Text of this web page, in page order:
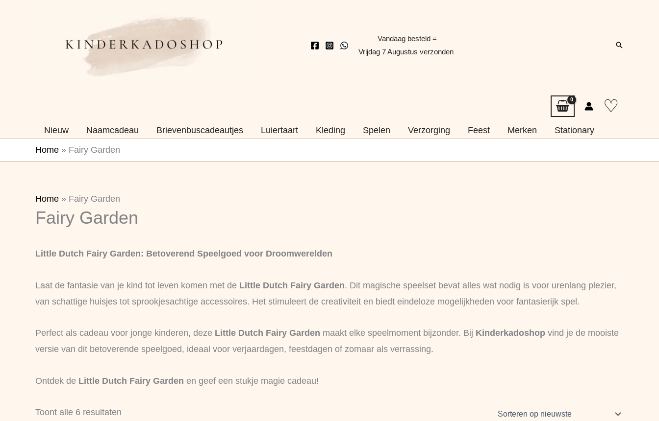
Vandaag besteld =
Vrijdag 7 Augustus verzonden
Zoeken
♡
Nieuw Naamcadeau Brievenbuscadeautjes Luiertaart Kleding Spelen Verzorging Feest Merken
Stationary
Home » Fairy Garden
Home » Fairy Garden
Fairy Garden
Little Dutch Fairy Garden: Betoverend Speelgoed voor Droomwerelden
Laat de fantasie van je kind tot leven komen met de Little Dutch Fairy Garden. Dit magische speelset bevat alles wat nodig is voor urenlang plezier,
van schattige huisjes tot sprookjesachtige accessoires. Het stimuleert de creativiteit en biedt eindeloze mogelijkheden voor fantasierijk spel.
Perfect als cadeau voor jonge kinderen, deze Little Dutch Fairy Garden maakt elke speelmoment bijzonder. Bij Kinderkadoshop vind je de mooiste
versie van dit betoverende speelgoed, ideaal voor verjaardagen, feestdagen of zomaar als verrassing.
Ontdek de Little Dutch Fairy Garden en geef een stukje magie cadeau!
Toont alle 6 resultaten
op